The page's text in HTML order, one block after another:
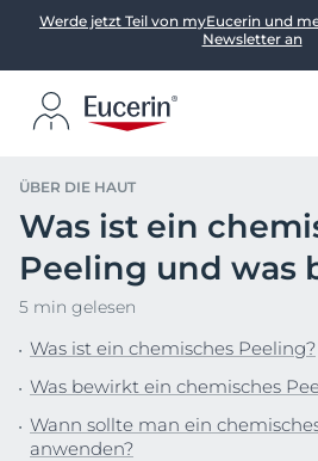
Werde jetzt Teil von myEucerin und
Newsletter an
ÜBER DIE HAUT
Was ist ein
Peeling und was
5 min gelesen
Was ist ein chemisches Peeling?
Was bewirkt ein chemisches
Wann sollte man ein
anwenden?